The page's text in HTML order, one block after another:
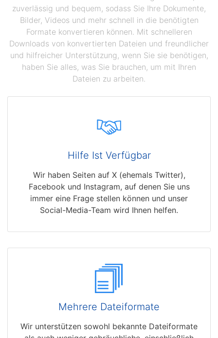
zuverlässig und bequem, sodass Sie Ihre Dokumente,
Bilder, Videos und mehr schnell in die benötigten
Formate konvertieren können. Mit schnelleren
Downloads von konvertierten Dateien und freundlicher
und hilfreicher Unterstützung, wenn Sie sie benötigen,
haben Sie alles, was Sie brauchen, um mit Ihren
Dateien zu arbeiten.
Hilfe Ist Verfügbar
Wir haben Seiten auf X (ehemals Twitter),
Facebook und Instagram, auf denen Sie uns
immer eine Frage stellen können und unser
Social-Media-Team wird Ihnen helfen.
Mehrere Dateiformate
Wir unterstützen sowohl bekannte Dateiformate